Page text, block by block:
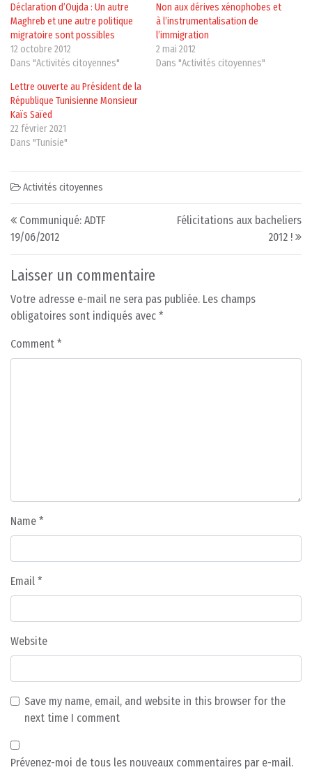
Déclaration d’Oujda : Un autre
Maghreb et une autre politique
migratoire sont possibles
12 octobre 2012
Dans "Activités citoyennes"
Non aux dérives xénophobes et
à l’instrumentalisation de
l’immigration
2 mai 2012
Dans "Activités citoyennes"
Lettre ouverte au Président de la
République Tunisienne Monsieur
Kaïs Saïed
22 février 2021
Dans "Tunisie"
Activités citoyennes
Post navigation
Communiqué: ADTF
19/06/2012
Félicitations aux bacheliers
2012 !
Laisser un commentaire
Votre adresse e-mail ne sera pas publiée. Les champs
obligatoires sont indiqués avec *
Comment *
Name *
Email *
Website
Save my name, email, and website in this browser for the
next time I comment
Prévenez-moi de tous les nouveaux commentaires par e-mail.